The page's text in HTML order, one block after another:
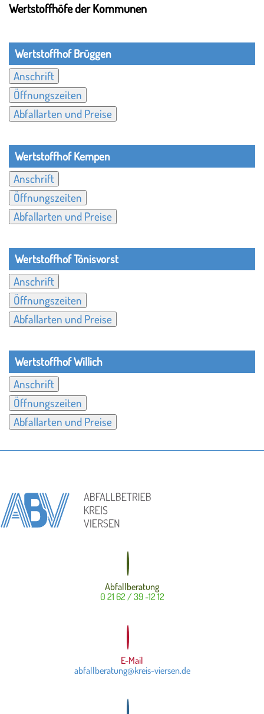
Wertstoffhöfe der Kommunen
Wertstoffhof Brüggen
Anschrift
Öffnungszeiten
Abfallarten und Preise
Wertstoffhof Kempen
Anschrift
Öffnungszeiten
Abfallarten und Preise
Wertstoffhof Tönisvorst
Anschrift
Öffnungszeiten
Abfallarten und Preise
Wertstoffhof Willich
Anschrift
Öffnungszeiten
Abfallarten und Preise
Abfallberatung
0 21 62 / 39 -12 12
E-Mail
abfallberatung@kreis-viersen.de